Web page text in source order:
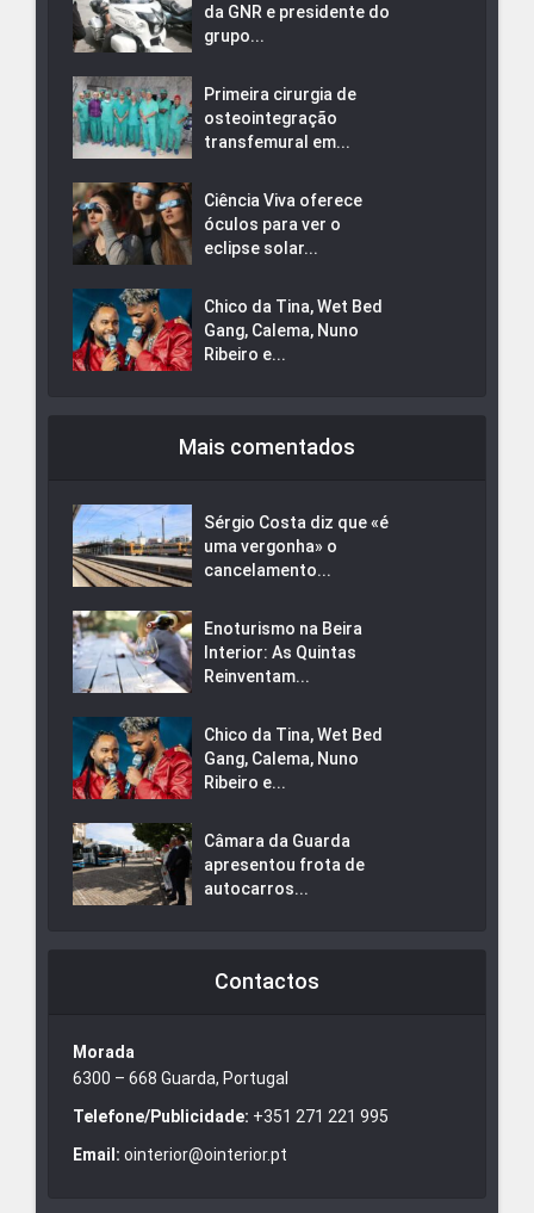
da GNR e presidente do
grupo...
Primeira cirurgia de
osteointegração
transfemural em...
Ciência Viva oferece
óculos para ver o
eclipse solar...
Chico da Tina, Wet Bed
Gang, Calema, Nuno
Ribeiro e...
Mais comentados
Sérgio Costa diz que «é
uma vergonha» o
cancelamento...
Enoturismo na Beira
Interior: As Quintas
Reinventam...
Chico da Tina, Wet Bed
Gang, Calema, Nuno
Ribeiro e...
Câmara da Guarda
apresentou frota de
autocarros...
Contactos
Morada
6300 – 668 Guarda, Portugal
Telefone/Publicidade: +351 271 221 995
Email: ointerior@ointerior.pt